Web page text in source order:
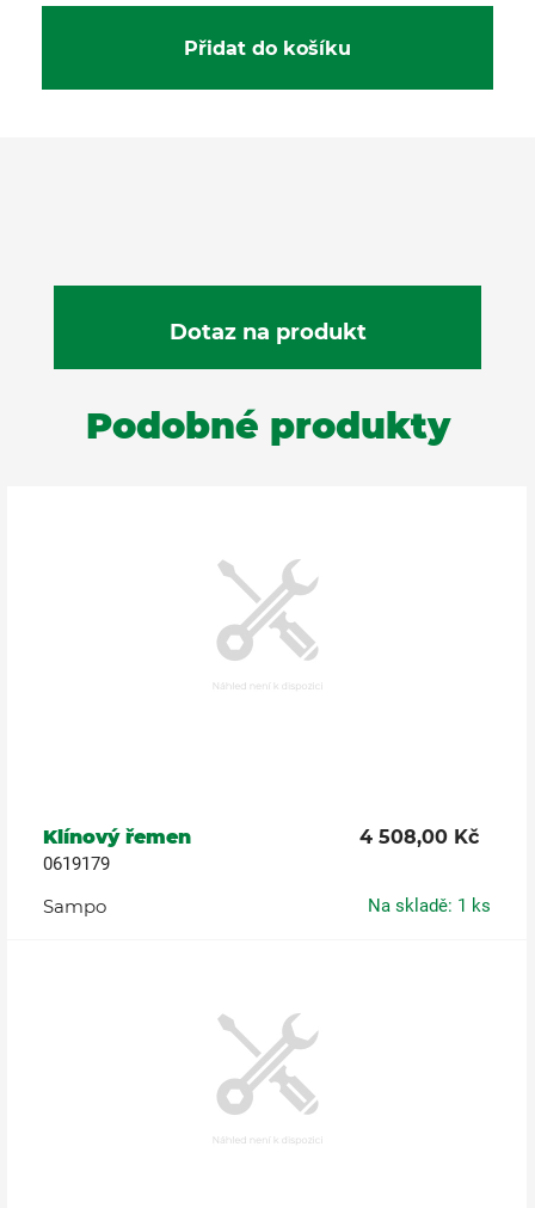
Přidat do košíku
Podobné produkty
Klínový řemen 4 508,00 Kč
0619179
Sampo Na skladě: 1 ks